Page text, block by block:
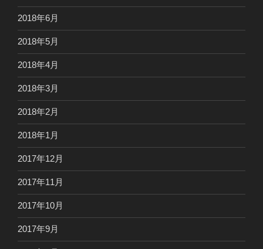
2018年6月
2018年5月
2018年4月
2018年3月
2018年2月
2018年1月
2017年12月
2017年11月
2017年10月
2017年9月